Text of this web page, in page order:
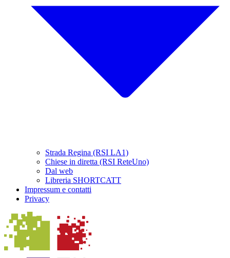
Strada Regina (RSI LA1)
Chiese in diretta (RSI ReteUno)
Dal web
Libreria SHORTCATT
Impressum e contatti
Privacy